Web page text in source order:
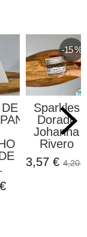
-15 %
Sparkles
Dorado
Johanna
Rivero
3,57 € 4,20 €